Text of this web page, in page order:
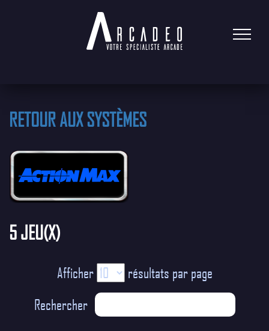
RETOUR AUX SYSTÈMES
5 JEU(X)
Afficher
résultats par page
Rechercher